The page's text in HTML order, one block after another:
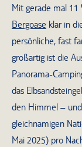
Mit gerade mal
Bergoase klar in
persönliche, fast
großartig ist die
Panorama-
das
den Himmel –
gleichnamigen
Mai 2025) pro